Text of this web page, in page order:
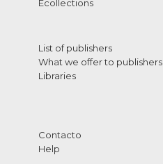
Ecollections
List of publishers
What we offer to publishers
Libraries
Contacto
Help